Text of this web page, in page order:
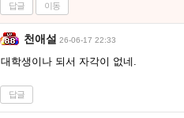
답글 이동
천애설 26-06-17 22:33
대학생이나 되서 자각이 없네.
답글